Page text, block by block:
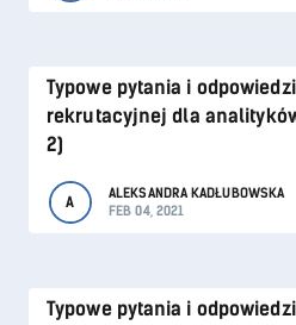
Typowe pytania i
rekrutacyjnej dla
2)
A
ALEKSANDRA KADŁUBOWSKA
FEB 04, 2021
Typowe pytania i